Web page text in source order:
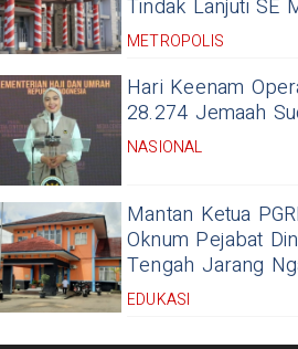
Tindak Lanjuti SE
METROPOLIS
Hari Keenam
28.274 Jemaah
NASIONAL
Mantan Ketua
Oknum Pejabat
Tengah Jarang
EDUKASI